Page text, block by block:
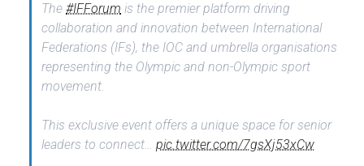
The #IFForum is the premier platform driving
collaboration and innovation between International
Federations (IFs), the IOC and umbrella organisations
representing the Olympic and non-Olympic sport
movement.
This exclusive event offers a unique space for senior
leaders to connect… pic.twitter.com/7gsXj53xCw